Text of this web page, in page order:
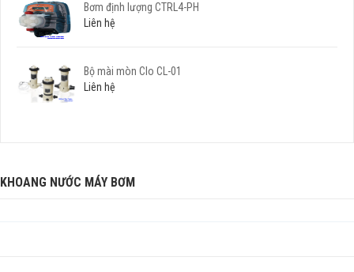
Bơm định lượng CTRL4-PH
Liên hệ
Bộ mài mòn Clo CL-01
Liên hệ
KHOANG NƯỚC MÁY BƠM